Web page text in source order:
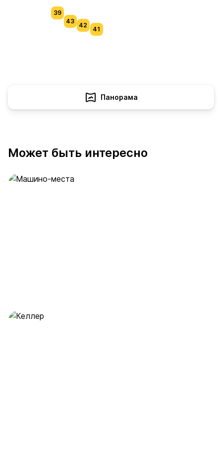
39
41
42
43
Панорама
Может быть интересно